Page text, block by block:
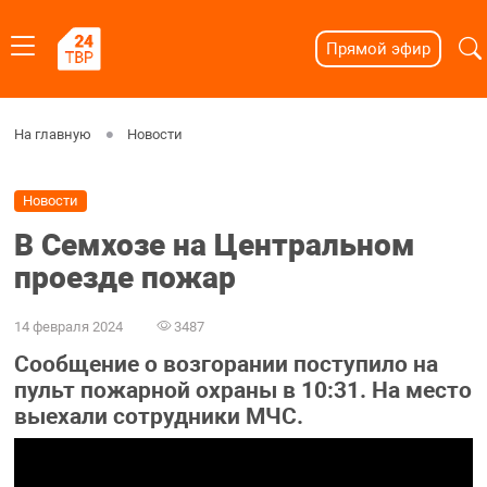
Прямой эфир
На главную Новости
Новости
В Семхозе на Центральном
проезде пожар
14 февраля 2024 3487
Сообщение о возгорании поступило на
пульт пожарной охраны в 10:31. На место
выехали сотрудники МЧС.